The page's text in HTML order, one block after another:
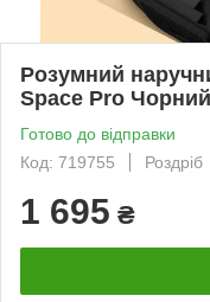
Розумний
Space Pro Чорний
Готово до відправки
Код: 719755
Роздріб
1 695 ₴